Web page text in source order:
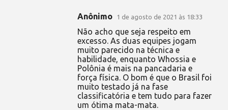
Anônimo 1 de agosto de 2021 às 18:33
Não acho que seja respeito em
excesso. As duas equipes jogam
muito parecido na técnica e
habilidade, enquanto Whossia e
Polônia é mais na pancadaria e
força física. O bom é que o Brasil foi
muito testado já na fase
classificatória e tem tudo para fazer
um ótima mata-mata.